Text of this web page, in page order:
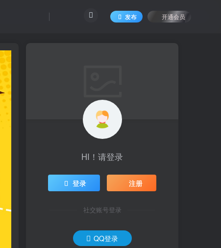
发布 开通会员
HI！请登录
登录 注册
社交账号登录
QQ登录